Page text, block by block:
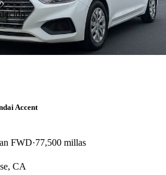
Accent
FWD 77,500 millas
CA